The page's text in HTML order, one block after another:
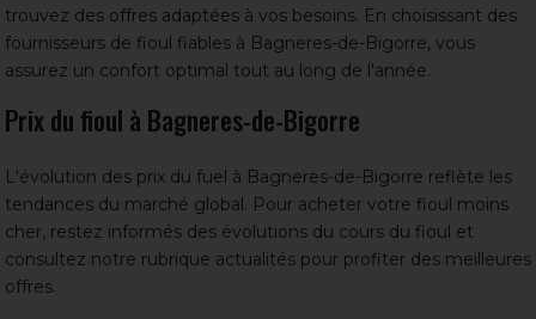
trouvez des offres adaptées à vos besoins. En choisissant des
fournisseurs de fioul fiables à Bagneres-de-Bigorre, vous
assurez un confort optimal tout au long de l'année.
Prix du fioul à Bagneres-de-Bigorre
L'évolution des prix du fuel à Bagneres-de-Bigorre reflète les
tendances du marché global. Pour acheter votre fioul moins
cher, restez informés des évolutions du cours du fioul et
consultez notre rubrique actualités pour profiter des meilleures
offres.